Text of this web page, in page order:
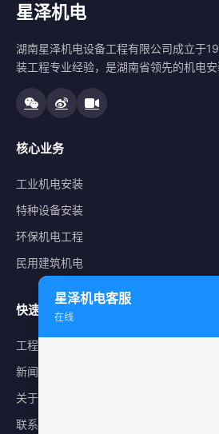
星泽机电
湖南星泽机电设备工程有限公司成立于
装工程专业经验，是湖南省领先的机电安
核心业务
工业机电安装
特种设备安装
环保机电工程
民用建筑机电
快速导航
工程案例
新闻中心
关于星泽
联系我们
星泽机电客服
在线